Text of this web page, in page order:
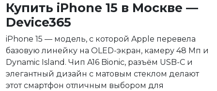
Купить iPhone 15 в Москве —
Device365
iPhone 15 — модель, с которой Apple перевела
базовую линейку на OLED-экран, камеру 48 Мп и
Dynamic Island. Чип A16 Bionic, разъём USB-C и
элегантный дизайн с матовым стеклом делают
этот смартфон отличным выбором для